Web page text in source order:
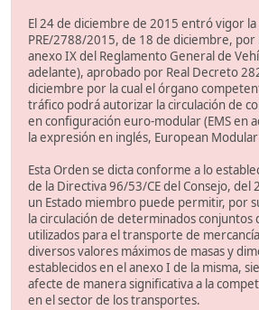
El 24 de diciembre de 2015 entró vigor
PRE/2788/2015, de 18 de diciembre, por
anexo IX del Reglamento General de
adelante), aprobado por Real Decreto
diciembre por la cual el órgano
tráfico podrá autorizar la circulación de
en configuración euro-modular (EMS en
la expresión en inglés, European
Esta Orden se dicta conforme a lo
de la Directiva 96/53/CE del Consejo, del
un Estado miembro puede permitir, por
la circulación de determinados conjuntos
utilizados para el transporte de
diversos valores máximos de masas y
establecidos en el anexo I de la misma,
afecte de manera significativa a la
en el sector de los transportes.